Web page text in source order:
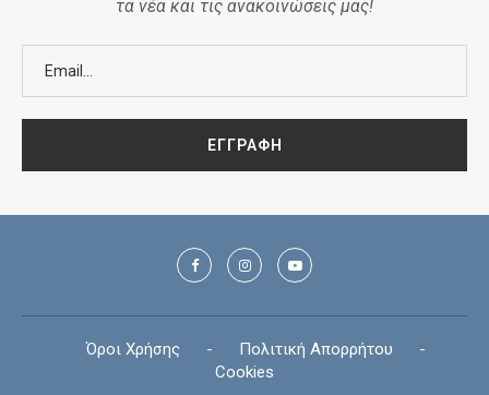
τα νέα και τις ανακοινώσεις μας!
Όροι Χρήσης - Πολιτική Απορρήτου
-
Cookies